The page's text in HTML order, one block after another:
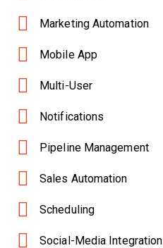
Marketing Automation
Mobile App
Multi-User
Notifications
Pipeline Management
Sales Automation
Scheduling
Social-Media Integration